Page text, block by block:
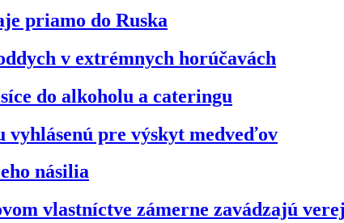
priamo do Ruska
v extrémnych horúčavách
do alkoholu a cateringu
pre výskyt medveďov
násilia
vlastníctve zámerne zavádzajú